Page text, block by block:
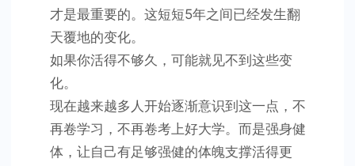
才是最重要的。这短短5年之间已经发生翻
天覆地的变化。
如果你活得不够久，可能就见不到这些变
化。
现在越来越多人开始逐渐意识到这一点，不
再卷学习，不再卷考上好大学。而是强身健
体，让自己有足够强健的体魄支撑活得更